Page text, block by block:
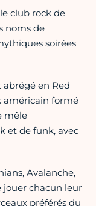
club rock de
noms de
soirées
en Red
américain formé
mêle
et de funk, avec
Avalanche,
jouer chacun leur
préférés du